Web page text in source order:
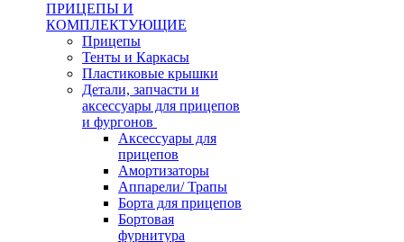
ПРИЦЕПЫ И
КОМПЛЕКТУЮЩИЕ
Прицепы
Тенты и Каркасы
Пластиковые крышки
Детали, запчасти и
аксессуары для прицепов
и фургонов
Аксессуары для
прицепов
Амортизаторы
Аппарели/ Трапы
Борта для прицепов
Бортовая
фурнитура